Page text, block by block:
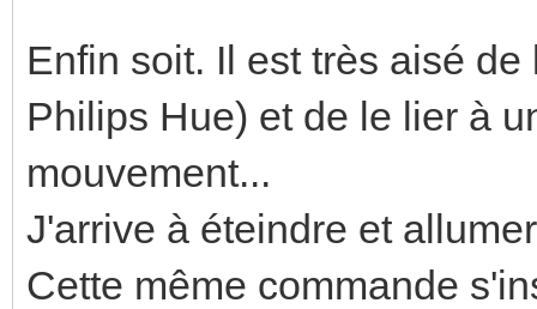
Enfin soit. Il est très aisé
Philips Hue) et de le lier à
mouvement...
J'arrive à éteindre et
Cette même commande